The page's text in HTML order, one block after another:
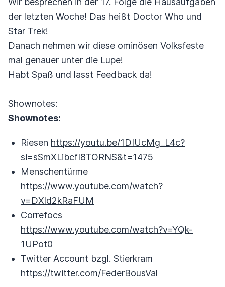
der letzten Woche! Das heißt Doctor Who und
Star Trek!
Danach nehmen wir diese ominösen Volksfeste
mal genauer unter die Lupe!
Habt Spaß und lasst Feedback da!
Shownotes:
Shownotes:
Riesen https://youtu.be/1DIUcMg_L4c?
si=sSmXLibcfI8TORNS&t=1475
Menschentürme
https://www.youtube.com/watch?
v=DXld2kRaFUM
Correfocs
https://www.youtube.com/watch?v=YQk-
1UPot0
Twitter Account bzgl. Stierkram
https://twitter.com/FederBousVal